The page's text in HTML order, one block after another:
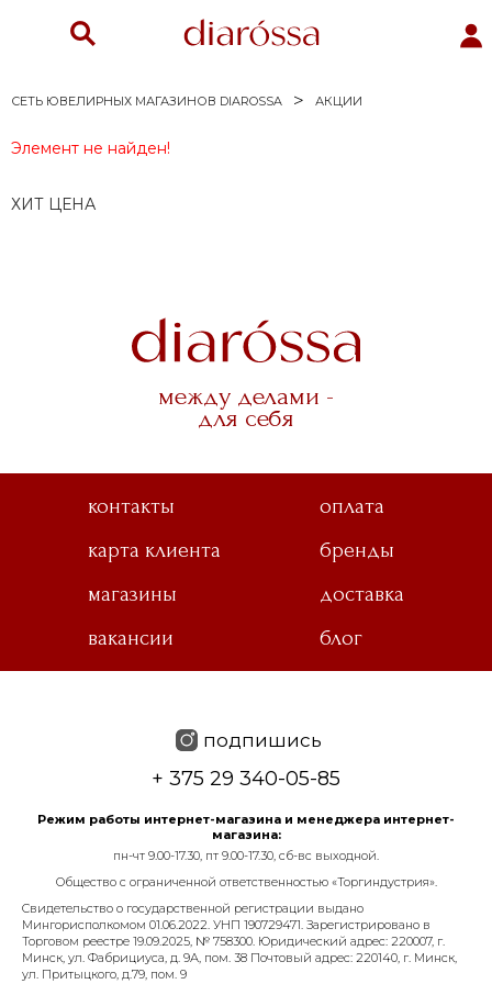
СЕТЬ ЮВЕЛИРНЫХ МАГАЗИНОВ DIAROSSA АКЦИИ
Элемент не найден!
ХИТ ЦЕНА
между делами -
для себя
контакты
оплата
карта клиента
бренды
магазины
доставка
вакансии
блог
подпишись
+ 375 29 340-05-85
Режим работы интернет-магазина и менеджера интернет-
магазина:
пн-чт 9.00-17.30, пт 9.00-17.30, сб-вс выходной.
Общество с ограниченной ответственностью «Торгиндустрия».
Свидетельство о государственной регистрации выдано
Мингорисполкомом 01.06.2022. УНП 190729471. Зарегистрировано в
Торговом реестре 19.09.2025, № 758300. Юридический адрес: 220007, г.
Минск, ул. Фабрициуса, д. 9А, пом. 38 Почтовый адрес: 220140, г. Минск,
ул. Притыцкого, д.79, пом. 9